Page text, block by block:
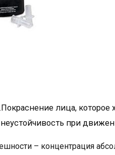
лица, которое
при
– концентрация